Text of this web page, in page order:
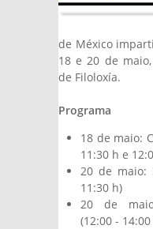
de México
18 e 20 de
de Filoloxía.
Programa
18 de maio:
11:30 h e
20 de maio:
11:30 h)
20 de
(12:00 -